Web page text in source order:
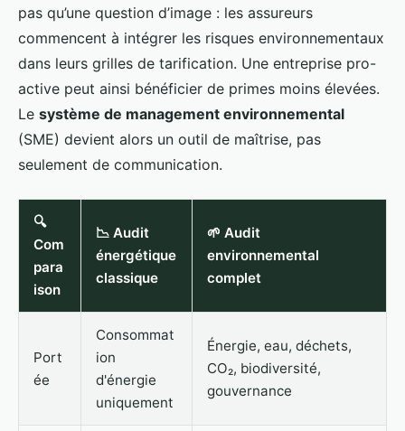
pas qu’une question d’image : les assureurs
commencent à intégrer les risques environnementaux
dans leurs grilles de tarification. Une entreprise pro-
active peut ainsi bénéficier de primes moins élevées.
Le système de management environnemental
(SME) devient alors un outil de maîtrise, pas
seulement de communication.
🔍
Com
para
ison
📉 Audit
énergétique
classique
🌱 Audit
environnemental
complet
Port
ée
Consommat
ion
d'énergie
uniquement
Énergie, eau, déchets,
CO₂, biodiversité,
gouvernance